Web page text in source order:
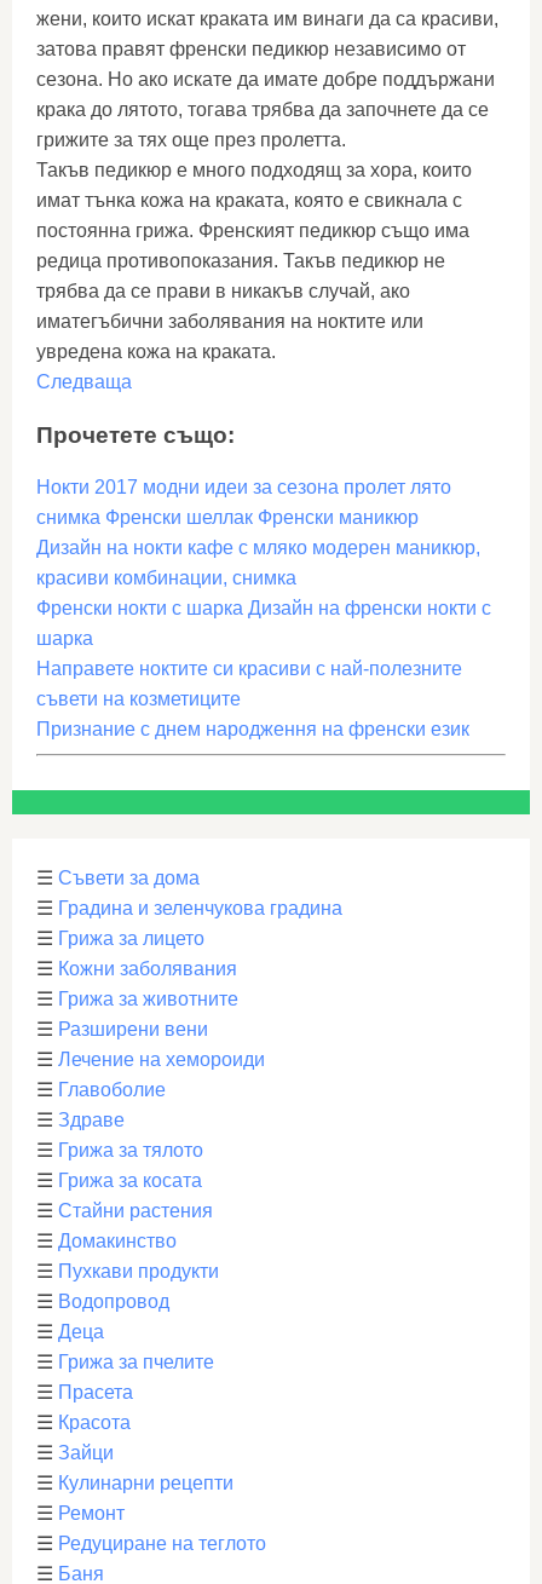
жени, които искат краката им винаги да са красиви,
затова правят френски педикюр независимо от
сезона. Но ако искате да имате добре поддържани
крака до лятото, тогава трябва да започнете да се
грижите за тях още през пролетта.
Такъв педикюр е много подходящ за хора, които
имат тънка кожа на краката, която е свикнала с
постоянна грижа. Френският педикюр също има
редица противопоказания. Такъв педикюр не
трябва да се прави в никакъв случай, ако
иматегъбични заболявания на ноктите или
увредена кожа на краката.
Следваща
Прочетете също:
Нокти 2017 модни идеи за сезона пролет лято
снимка Френски шеллак Френски маникюр
Дизайн на нокти кафе с мляко модерен маникюр,
красиви комбинации, снимка
Френски нокти с шарка Дизайн на френски нокти с
шарка
Направете ноктите си красиви с най-полезните
съвети на козметиците
Признание с днем ​​​​народження на френски език
☰ Съвети за дома
☰ Градина и зеленчукова градина
☰ Грижа за лицето
☰ Кожни заболявания
☰ Грижа за животните
☰ Разширени вени
☰ Лечение на хемороиди
☰ Главоболие
☰ Здраве
☰ Грижа за тялото
☰ Грижа за косата
☰ Стайни растения
☰ Домакинство
☰ Пухкави продукти
☰ Водопровод
☰ Деца
☰ Грижа за пчелите
☰ Прасета
☰ Красота
☰ Зайци
☰ Кулинарни рецепти
☰ Ремонт
☰ Редуциране на теглото
☰ Баня